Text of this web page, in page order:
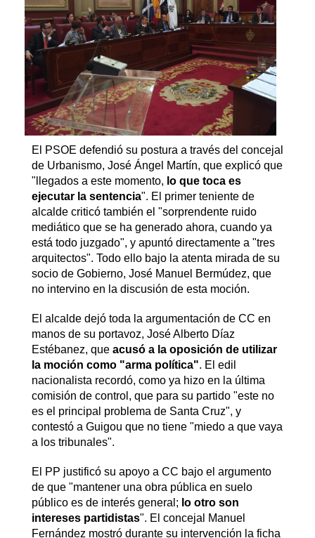
El PSOE defendió su postura a través del concejal
de Urbanismo, José Ángel Martín, que explicó que
"llegados a este momento, lo que toca es
ejecutar la sentencia". El primer teniente de
alcalde criticó también el "sorprendente ruido
mediático que se ha generado ahora, cuando ya
está todo juzgado", y apuntó directamente a "tres
arquitectos". Todo ello bajo la atenta mirada de su
socio de Gobierno, José Manuel Bermúdez, que
no intervino en la discusión de esta moción.
El alcalde dejó toda la argumentación de CC en
manos de su portavoz, José Alberto Díaz
Estébanez, que acusó a la oposición de utilizar
la moción como "arma política". El edil
nacionalista recordó, como ya hizo en la última
comisión de control, que para su partido "este no
es el principal problema de Santa Cruz", y
contestó a Guigou que no tiene "miedo a que vaya
a los tribunales".
El PP justificó su apoyo a CC bajo el argumento
de que "mantener una obra pública en suelo
público es de interés general; lo otro son
intereses partidistas". El concejal Manuel
Fernández mostró durante su intervención la ficha